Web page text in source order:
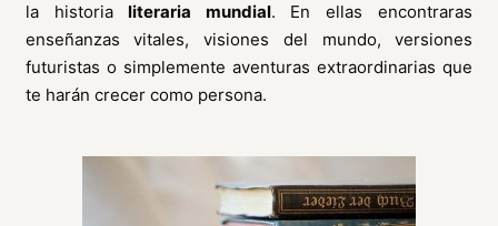
la historialiteraria mundial. En ellas encontraras
enseñanzas vitales, visiones del mundo, versiones
futuristas o simplemente aventuras extraordinarias que
te harán crecer como persona.